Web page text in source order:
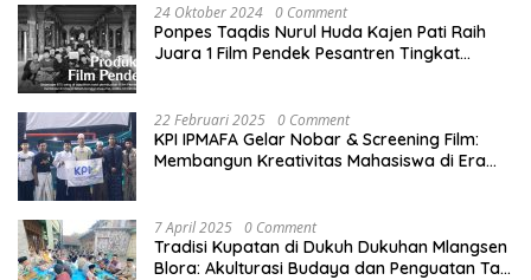
24 Oktober 2024 0 Comment
Ponpes Taqdis Nurul Huda Kajen Pati Raih
Juara 1 Film Pendek Pesantren Tingkat
22 Februari 2025 0 Comment
KPI IPMAFA Gelar Nobar & Screening Film:
Membangun Kreativitas Mahasiswa di Era
7 April 2025 0 Comment
Tradisi Kupatan di Dukuh Dukuhan Mlangsen
Blora: Akulturasi Budaya dan Penguatan Tali